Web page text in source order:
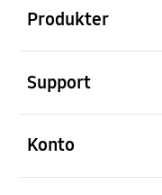
Produkter
Support
Konto